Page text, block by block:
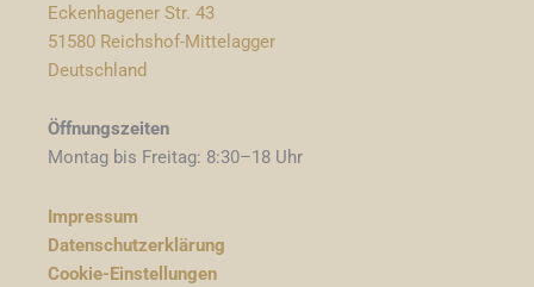
Eckenhagener Str. 43
51580 Reichshof-Mittelagger
Deutschland
Öffnungszeiten
Montag bis Freitag: 8:30–18 Uhr
Impressum
Datenschutzerklärung
Cookie-Einstellungen